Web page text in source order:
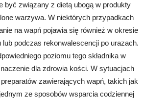
być związany z dietą ubogą w produkty
warzywa. W niektórych przypadkach
na wapń pojawia się również w okresie
podczas rekonwalescencji po urazach.
poziomu tego składnika w
dla zdrowia kości. W sytuacjach
zawierających wapń, takich jak
ze sposobów wsparcia codziennej